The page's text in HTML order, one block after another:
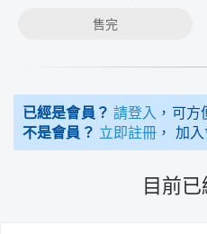
售完
已經是會員？ 請登入 ，可
不是會員？ 立即註冊 ， 加
目前